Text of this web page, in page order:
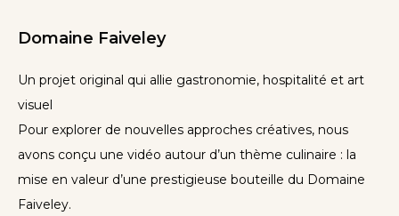
Domaine Faiveley
Un projet original qui allie gastronomie, hospitalité et art
visuel
Pour explorer de nouvelles approches créatives, nous
avons conçu une vidéo autour d’un thème culinaire : la
mise en valeur d’une prestigieuse bouteille du Domaine
Faiveley.